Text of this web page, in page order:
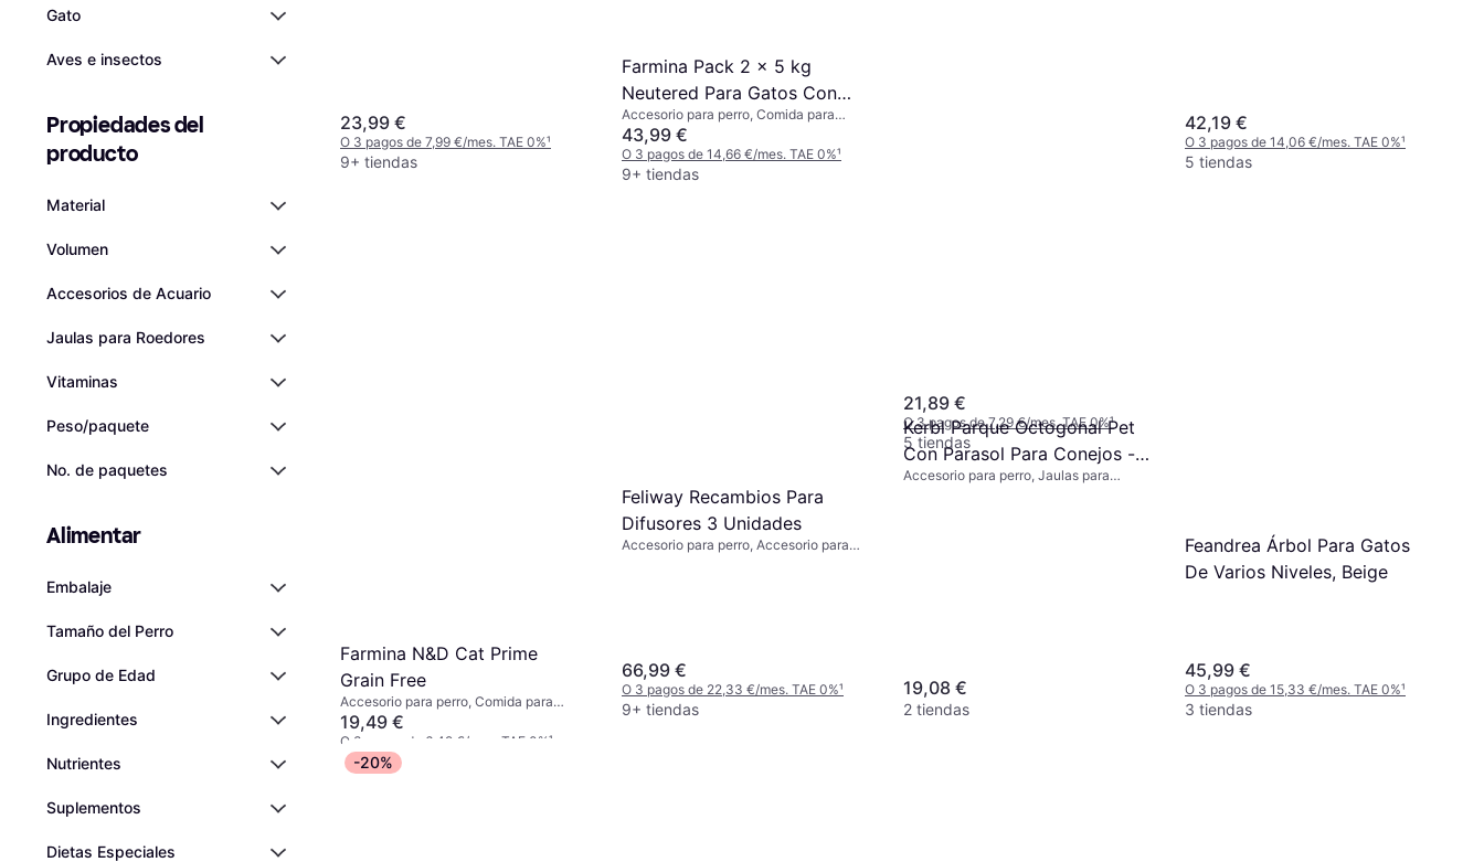
Gato
Aves e insectos
Propiedades del
producto
Material
Volumen
Accesorios de Acuario
Jaulas para Roedores
Vitaminas
Peso/paquete
No. de paquetes
Alimentar
Embalaje
Tamaño del Perro
Grupo de Edad
Ingredientes
Nutrientes
Suplementos
Dietas Especiales
23,99 €
O 3 pagos de 7,99 €/mes. TAE 0%¹
9+ tiendas
Farmina Pack 2 x 5 kg
Neutered Para Gatos Con
Pollo
Accesorio para perro, Comida para
gatos
43,99 €
O 3 pagos de 14,66 €/mes. TAE 0%¹
9+ tiendas
21,89 €
O 3 pagos de 7,29 €/mes. TAE 0%¹
5 tiendas
42,19 €
O 3 pagos de 14,06 €/mes. TAE 0%¹
5 tiendas
Farmina N&D Cat Prime
Grain Free
Accesorio para perro, Comida para
gatos
19,49 €
O 3 pagos de 6,49 €/mes. TAE 0%¹
8 tiendas
Feliway Recambios Para
Difusores 3 Unidades
Accesorio para perro, Accesorio para
66,99 €
O 3 pagos de 22,33 €/mes. TAE 0%¹
9+ tiendas
Kerbl Parque Octogonal Pet
Con Parasol Para Conejos -
Suelo De Nailon
Accesorio para perro, Jaulas para
19,08 €
2 tiendas
Feandrea Árbol Para Gatos
De Varios Niveles, Beige
45,99 €
O 3 pagos de 15,33 €/mes. TAE 0%¹
3 tiendas
-20%